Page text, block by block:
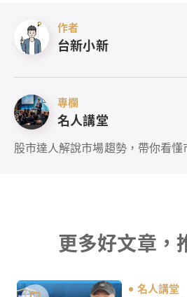
作者
台新小新
專欄
名人講堂
股市達人解說市場趨勢，帶你看懂
更多好文章，
名人講堂